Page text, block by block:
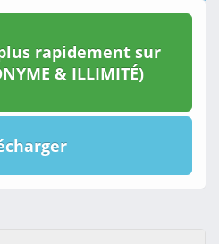
rapidement sur
& ILLIMITÉ)